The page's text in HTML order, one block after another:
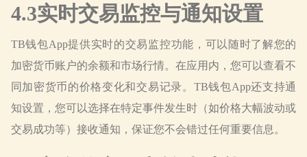
4.3实时交易监控与通知设置
TB钱包App提供实时的交易监控功能，可以随时了解您的
加密货币账户的余额和市场行情。在应用内，您可以查看不
同加密货币的价格变化和交易记录。TB钱包App还支持通
知设置，您可以选择在特定事件发生时（如价格大幅波动或
交易成功等）接收通知，保证您不会错过任何重要信息。